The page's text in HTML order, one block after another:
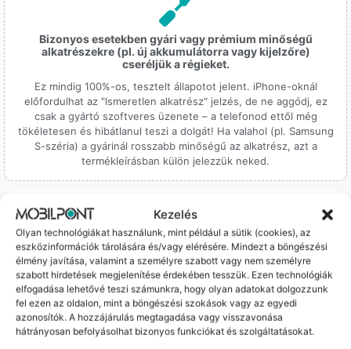
Kezelés
Olyan technológiákat használunk, mint például a sütik (cookies), az
eszközinformációk tárolására és/vagy elérésére. Mindezt a böngészési
élmény javítása, valamint a személyre szabott vagy nem személyre
szabott hirdetések megjelenítése érdekében tesszük. Ezen technológiák
elfogadása lehetővé teszi számunkra, hogy olyan adatokat dolgozzunk
fel ezen az oldalon, mint a böngészési szokások vagy az egyedi
azonosítók. A hozzájárulás megtagadása vagy visszavonása
hátrányosan befolyásolhat bizonyos funkciókat és szolgáltatásokat.
Bizonyos esetekben gyári vagy prémium minőségű
alkatrészekre (pl. új akkumulátorra vagy kijelzőre)
cseréljük a régieket.
Ez mindig 100%-os, tesztelt állapotot jelent. iPhone-oknál
előfordulhat az "Ismeretlen alkatrész" jelzés, de ne aggódj, ez
csak a gyártó szoftveres üzenete – a telefonod ettől még
tökéletesen és hibátlanul teszi a dolgát! Ha valahol (pl. Samsung
S-széria) a gyárinál rosszabb minőségű az alkatrész, azt a
termékleírásban külön jelezzük neked.
100% Elérhetőség
Sok éve a szegedi piac meghatározó szereplői vagyunk.
Nem egy arctalan webshop vagyunk: ha kérdésed van, élő
ember veszi fel a telefont, és személyesen is megtalálsz